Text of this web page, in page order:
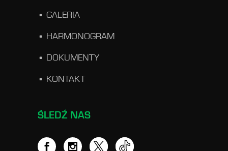
GALERIA
HARMONOGRAM
DOKUMENTY
KONTAKT
ŚLEDŹ NAS